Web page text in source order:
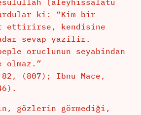
(aleyhissalatu
ki: “Kim bir
ettirirse, kendisine
sevap yazilir.
oruclunun seyabindan
olmaz.”
(807); Ibnu Mace,
gözlerin görmediği,